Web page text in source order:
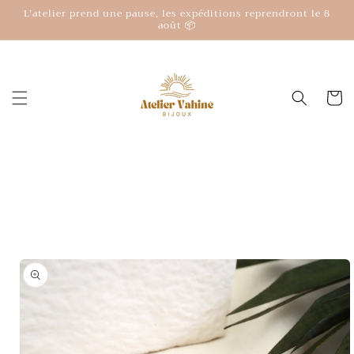
passer
L’atelier prend une pause, les expéditions reprendront le 8
août 📦
Panier